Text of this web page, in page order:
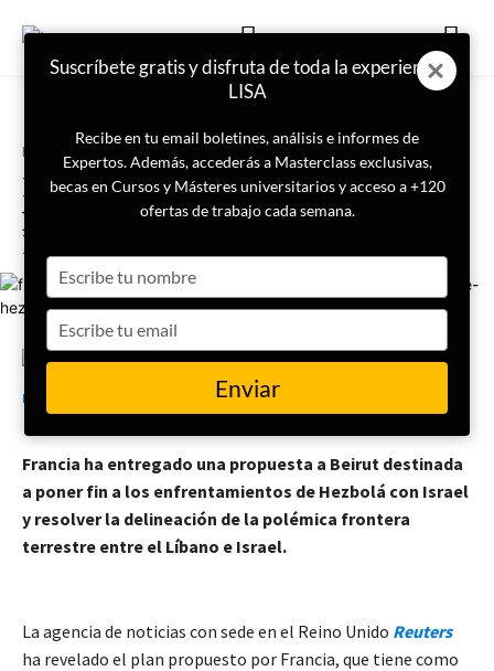
Portada
Francia propone un plan para
poner fin a los combates entre
Hezbolá e Israel en Líbano
Francia ha entregado una propuesta a Beirut destinada
a poner fin a los enfrentamientos de Hezbolá con Israel
y resolver la delineación de la polémica frontera
terrestre entre el Líbano e Israel.
La agencia de noticias con sede en el Reino Unido Reuters
ha revelado el plan propuesto por Francia, que tiene como
Suscríbete gratis y disfruta de toda la experiencia
LISA
Recibe en tu email boletines, análisis e informes de
Expertos. Además, accederás a Masterclass exclusivas,
becas en Cursos y Másteres universitarios y acceso a +120
ofertas de trabajo cada semana.
your
name
your
email
Enviar